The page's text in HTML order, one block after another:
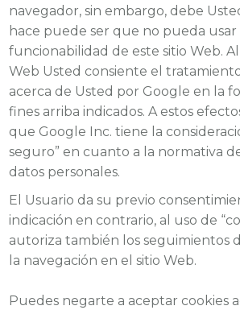
navegador, sin embargo, debe
hace puede ser que no pueda usar
funcionabilidad de este sitio Web.
Web Usted consiente el
acerca de Usted por Google en la
fines arriba indicados. A estos
que Google Inc. tiene la
seguro” en cuanto a la normativa
datos personales.
El Usuario da su previo
indicación en contrario, al uso de
autoriza también los seguimientos
la navegación en el sitio Web.
Puedes negarte a aceptar cookies